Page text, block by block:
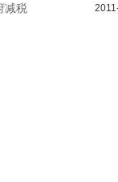
减税